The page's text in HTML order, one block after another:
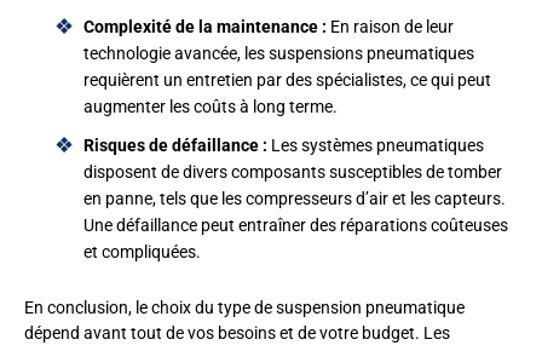
Complexité de la maintenance : En raison de leur
technologie avancée, les suspensions pneumatiques
requièrent un entretien par des spécialistes, ce qui peut
augmenter les coûts à long terme.
Risques de défaillance : Les systèmes pneumatiques
disposent de divers composants susceptibles de tomber
en panne, tels que les compresseurs d’air et les capteurs.
Une défaillance peut entraîner des réparations coûteuses
et compliquées.
En conclusion, le choix du type de suspension pneumatique
dépend avant tout de vos besoins et de votre budget. Les